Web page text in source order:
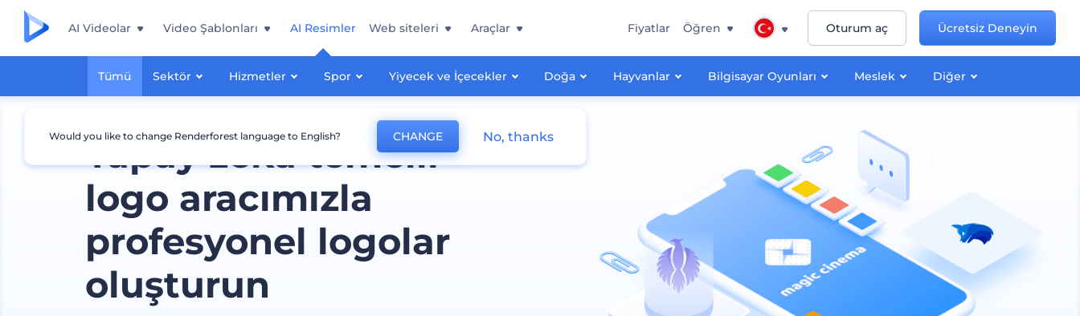
AI Videolar Video Şablonları AI Resimler
Tümü Sektör Hizmetler Spor Yiyecek ve İçecekler Doğa Hayvanlar Bilgisayar Oyunları Meslek Diğer
Web siteleri Araçlar Fiyatlar Öğren Oturum aç Ücretsiz Deneyin
Yapay zeka temelli
logo aracımızla
profesyonel logolar
oluşturun
Would you like to change Renderforest language to English? CHANGE No, thanks